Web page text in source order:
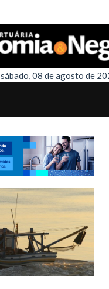
sábado, 08 de agosto de